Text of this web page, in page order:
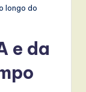
longo do
e da